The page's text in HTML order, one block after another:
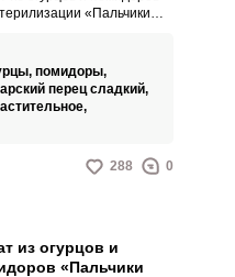
«Пальчики
вам заряд бодрости и
Насыщенный вкусом и
овощей, салат станет
с мясными и
помидоры,
перец сладкий,
288 0
из огурцов и
«Пальчики